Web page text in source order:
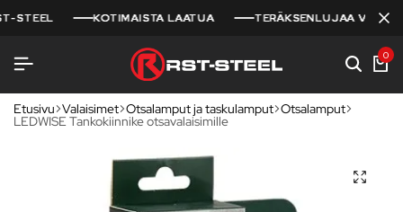
KOTIMAISTA LAATUA TERÄKSENLUJAA
KOTIMAISTA LAATUA TERÄKSENLUJAA
KOTIMAISTA LAATUA TERÄKSENLUJAA
0
Etusivu Valaisimet Otsalamput ja taskulamput Otsalamput
LEDWISE Tankokiinnike otsavalaisimille